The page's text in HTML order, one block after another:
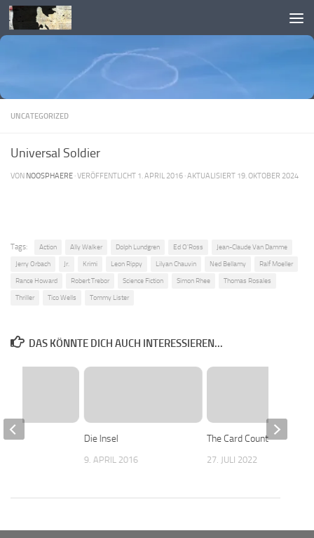
Skip to content
UNCATEGORIZED
Universal Soldier
VON NOOSPHAERE · VERÖFFENTLICHT 1. APRIL 2016 · AKTUALISIERT 19. OKTOBER 2024
Tags: Action Ally Walker Dolph Lundgren Ed O'Ross Jean-Claude Van Damme
Jerry Orbach Jr. Krimi Leon Rippy Lilyan Chauvin Ned Bellamy Ralf Moeller
Rance Howard Robert Trebor Science Fiction Simon Rhee Thomas Rosales
Thriller Tico Wells Tommy Lister
DAS KÖNNTE DICH AUCH INTERESSIEREN...
Die Insel
9. APRIL 2016
The Card Counter
27. JULI 2022